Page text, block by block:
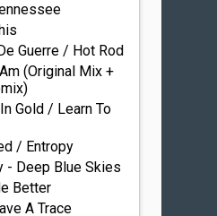
Guerre / Hot Rod
(Original Mix +
Gold / Learn To
/ Entropy
- Deep Blue Skies
Better
A Trace